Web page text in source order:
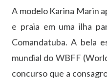
A modelo Karina Marin
e praia em uma ilha
Comandatuba. A bela
mundial do WBFF
concurso que a